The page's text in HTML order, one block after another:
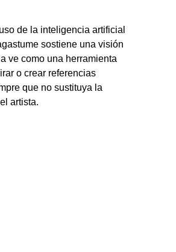
de la inteligencia artificial
sostiene una visión
ve como una herramienta
o crear referencias
que no sustituya la
artista.